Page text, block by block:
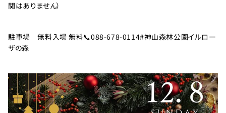
各
種
約
088-
678-
0114
受付時間
9:00〜
17:00
関はありません）
駐車場 無料入場 無料📞088-678-0114#神山森林公園イルロー
ザの森